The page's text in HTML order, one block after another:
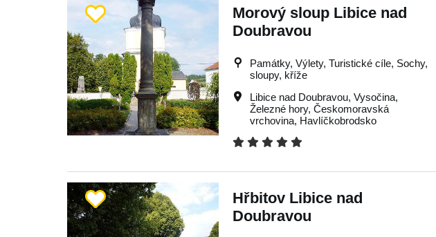
Morový sloup Libice nad
Doubravou
Památky, Výlety, Turistické cíle, Sochy,
sloupy, kříže
Libice nad Doubravou,Vysočina,
Železné hory,Českomoravská
vrchovina, Havlíčkobrodsko
Hřbitov Libice nad
Doubravou